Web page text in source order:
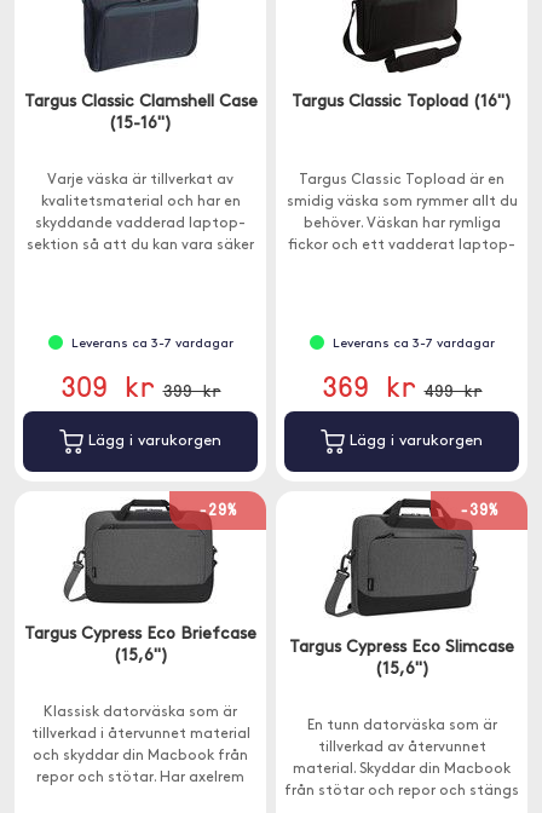
Targus Classic Clamshell Case
(15-16")
Varje väska är tillverkat av
kvalitetsmaterial och har en
skyddande vadderad laptop-
sektion så att du kan vara säker
Leverans ca 3-7 vardagar
309 kr 399 kr
Lägg i varukorgen
Targus Classic Topload (16")
Targus Classic Topload är en
smidig väska som rymmer allt du
behöver. Väskan har rymliga
fickor och ett vadderat laptop-
Leverans ca 3-7 vardagar
369 kr 499 kr
Lägg i varukorgen
-29%
Targus Cypress Eco Briefcase
(15,6")
Klassisk datorväska som är
tillverkad i återvunnet material
och skyddar din Macbook från
repor och stötar. Har axelrem
-39%
Targus Cypress Eco Slimcase
(15,6")
En tunn datorväska som är
tillverkad av återvunnet
material. Skyddar din Macbook
från stötar och repor och stängs